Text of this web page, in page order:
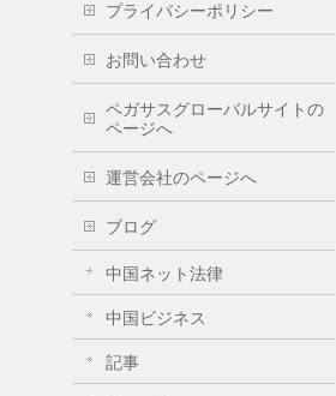
プライバシーポリシー
お問い合わせ
ペガサスグローバルサイトの
ページへ
運営会社のページへ
ブログ
中国ネット法律
中国ビジネス
記事